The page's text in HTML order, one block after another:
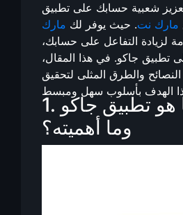
شعبية حسابك على تطبيق
مارك نت. حيث يوفر لك مارك
لزيادة التفاعل على حسابك،
تطبيق جاكو. في هذا المقال،
والطرق المثلى لتحقيق
1. مقدمة: ما هو تطبيق جاكو
وما أهميته؟